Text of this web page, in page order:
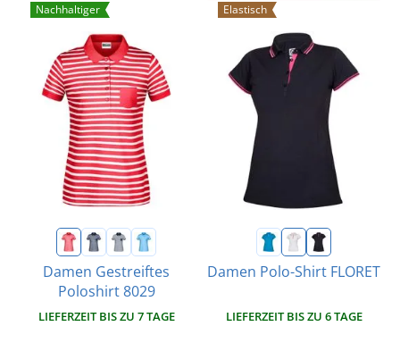
Nachhaltiger
Damen Gestreiftes
Poloshirt 8029
LIEFERZEIT BIS ZU 7 TAGE
Elastisch
Damen Polo-Shirt FLORET
LIEFERZEIT BIS ZU 6 TAGE